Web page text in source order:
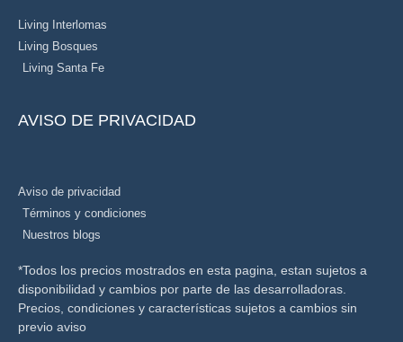
Living Interlomas
Living Bosques
Living Santa Fe
AVISO DE PRIVACIDAD
Aviso de privacidad
Términos y condiciones
Nuestros blogs
*Todos los precios mostrados en esta pagina, estan sujetos a
disponibilidad y cambios por parte de las desarrolladoras.
Precios, condiciones y características sujetos a cambios sin
previo aviso